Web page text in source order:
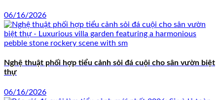
06/16/2026
Nghệ thuật phối hợp tiểu cảnh sỏi đá cuội cho sân vườn biệt
thự
06/16/2026